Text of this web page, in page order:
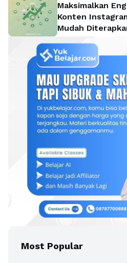
Maksimalkan
Konten
Mudah
Most Popular